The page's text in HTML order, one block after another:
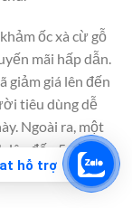
hỗ trợ
ốc xà cừ gỗ
mãi hấp dẫn.
giảm giá lên đến
tiêu dùng dễ
Ngoài ra, một
đến 5 năm
và sự hài lòng